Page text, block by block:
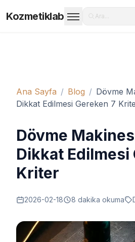
Kozmetiklab Ara...
Ana Sayfa / Blog / Dövme
Dikkat Edilmesi Gereken 7
Dövme
Dikkat Edilmesi
Kriter
2026-02-18 8 dakika okuma